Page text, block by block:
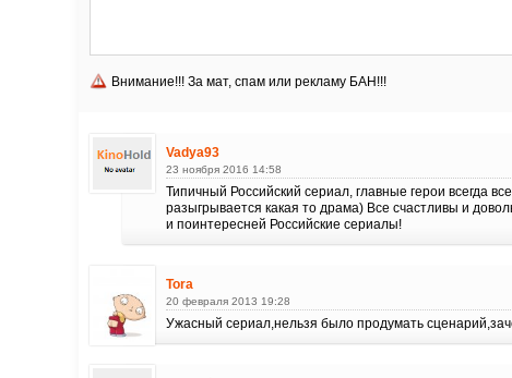
Внимание!!! За мат, спам или рекламу БАН!!!
Vadya93
23 ноября 2016 14:58
Типичный Российский сериал, главные герои всегда
разыгрывается какая то драма) Все счастливы и
и поинтересней Российские сериалы!
Tora
20 февраля 2013 19:28
Ужасный сериал,нельзя было продумать